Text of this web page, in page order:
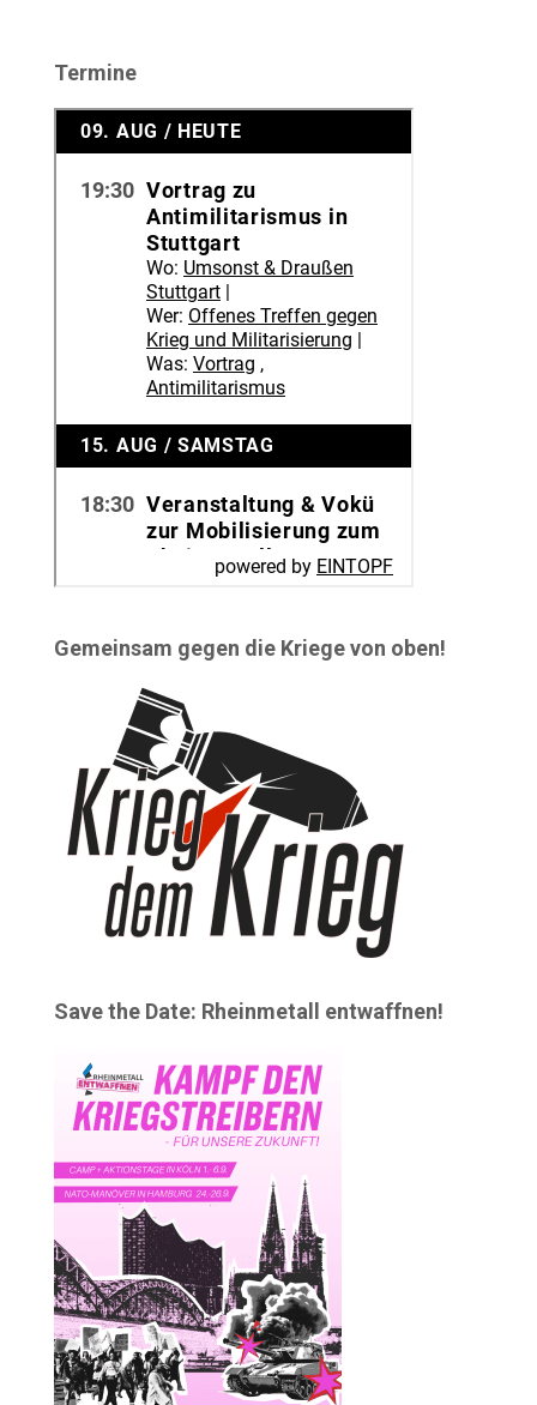
Termine
Gemeinsam gegen die Kriege von oben!
Save the Date: Rheinmetall entwaffnen!